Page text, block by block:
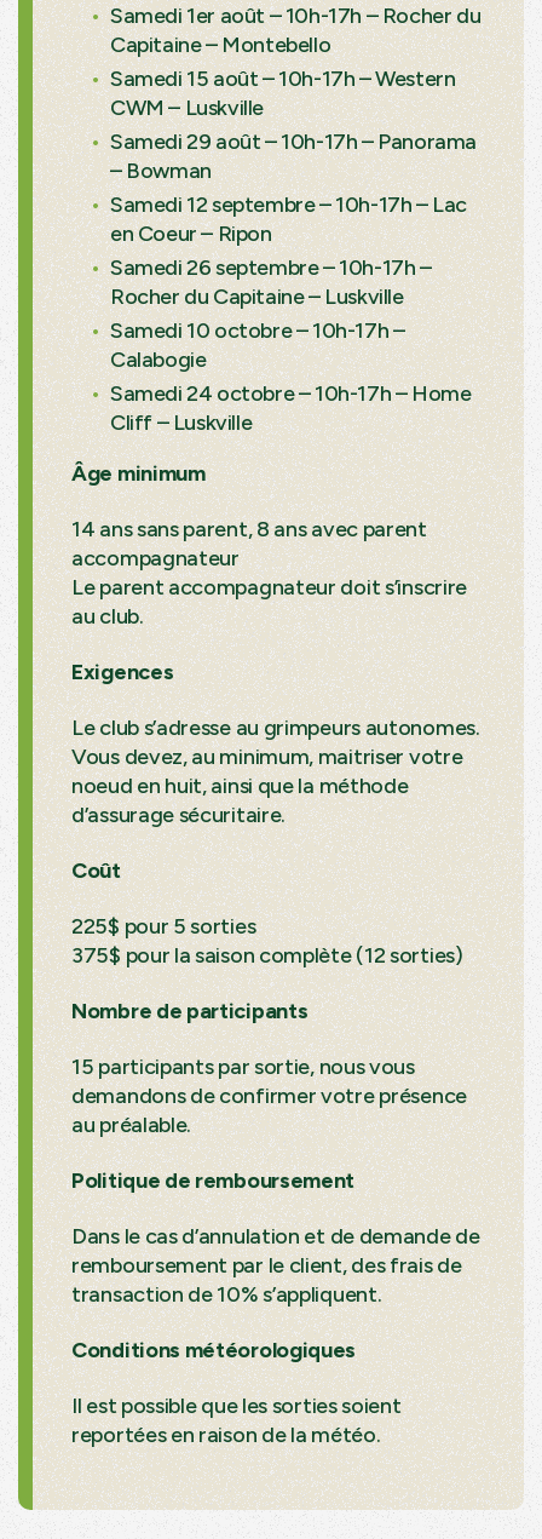
Samedi 1er août – 10h-17h – Rocher du
Capitaine – Montebello
Samedi 15 août – 10h-17h – Western
CWM – Luskville
Samedi 29 août – 10h-17h – Panorama
– Bowman
Samedi 12 septembre – 10h-17h – Lac
en Coeur – Ripon
Samedi 26 septembre – 10h-17h –
Rocher du Capitaine – Luskville
Samedi 10 octobre – 10h-17h –
Calabogie
Samedi 24 octobre – 10h-17h – Home
Cliff – Luskville
Âge minimum
14 ans sans parent, 8 ans avec parent
accompagnateur
Le parent accompagnateur doit s’inscrire
au club.
Exigences
Le club s’adresse au grimpeurs autonomes.
Vous devez, au minimum, maitriser votre
noeud en huit, ainsi que la méthode
d’assurage sécuritaire.
Coût
225$ pour 5 sorties
375$ pour la saison complète (12 sorties)
Nombre de participants
15 participants par sortie, nous vous
demandons de confirmer votre présence
au préalable.
Politique de remboursement
Dans le cas d’annulation et de demande de
remboursement par le client, des frais de
transaction de 10% s’appliquent.
Conditions météorologiques
Il est possible que les sorties soient
reportées en raison de la météo.